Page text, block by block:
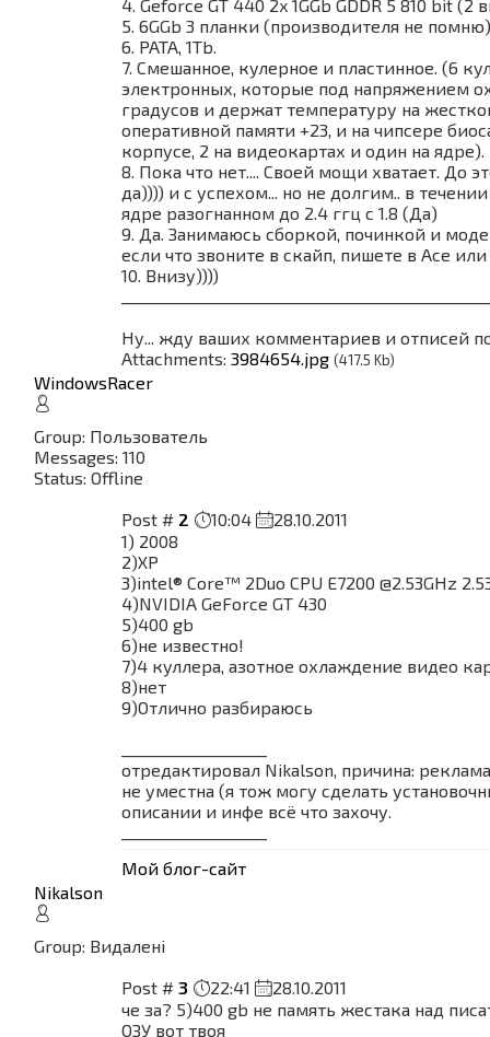
4. Geforce GT 440 2x 1GGb GDDR 5 810 bit (2
5. 6GGb 3 планки (производителя не
6. PATA, 1Tb.
7. Смешанное, кулерное и пластинное. (6
электронных, которые под напряжением
градусов и держат температуру на
оперативной памяти +23, и на чипсере
корпусе, 2 на видеокартах и один на ядре).
8. Пока что нет.... Своей мощи хватает. До
да)))) и с успехом... но не долгим.. в
ядре разогнанном до 2.4 ггц с 1.8 (Да)
9. Да. Занимаюсь сборкой, починкой и
если что звоните в скайп, пишете в Асе или
10. Внизу))))
Ну... жду ваших комментариев и отписей
Attachments: 3984654.jpg (417.5 Kb)
WindowsRacer
Group: Пользователь
Messages: 110
Status: Offline
Post # 2 10:04
28.10.2011
1) 2008
2)ХР
3)intel® Core™ 2Duo CPU E7200 @2.53GHz
4)NVIDIA GeForce GT 430
5)400 gb
6)не известно!
7)4 куллера, азотное охлаждение видео
8)нет
9)Отлично разбираюсь
отредактировал Nikalson, причина:
не уместна (я тож могу сделать
описании и инфе всё что захочу.
Мой блог-сайт
Nikalson
Group: Видалені
Post # 3 22:41
28.10.2011
че за? 5)400 gb не память жестака над
ОЗУ вот твоя